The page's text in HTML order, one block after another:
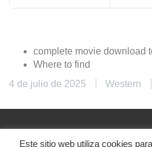
complete movie download
Where to find
4 de julio de 2025
Western
Este sitio web utiliza cookies